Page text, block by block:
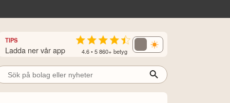
TIPS
Ladda ner vår app 4.6 • 5 860+ betyg